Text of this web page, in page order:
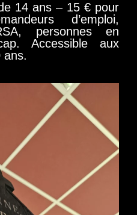
14 ans – 15 € pour
d’emploi,
personnes en
Accessible aux
ans.